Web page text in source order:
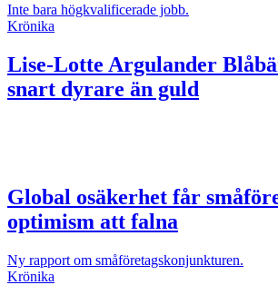
Inte bara högkvalificerade jobb.
Krönika
Lise-Lotte Argulander
snart dyrare än guld
Global osäkerhet får
optimism att falna
Ny rapport om småföretagskonjunkturen.
Krönika